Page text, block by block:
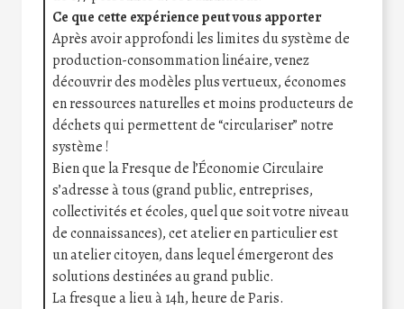
Ce que cette expérience peut vous apporter
Après avoir approfondi les limites du système de
production-consommation linéaire, venez
découvrir des modèles plus vertueux, économes
en ressources naturelles et moins producteurs de
déchets qui permettent de “circulariser” notre
système !
Bien que la Fresque de l’Économie Circulaire
s’adresse à tous (grand public, entreprises,
collectivités et écoles, quel que soit votre niveau
de connaissances), cet atelier en particulier est
un atelier citoyen, dans lequel émergeront des
solutions destinées au grand public.
La fresque a lieu à 14h, heure de Paris.